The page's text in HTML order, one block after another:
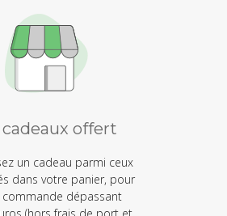
cadeaux offert
un cadeau parmi ceux
dans votre panier, pour
dépassant
(hors frais de port et